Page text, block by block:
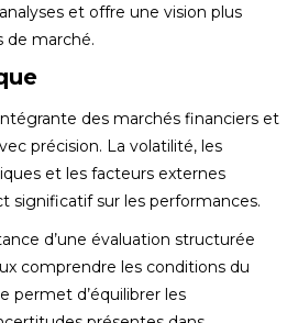
et offre une vision plus
de marché.
des marchés financiers et
précision. La volatilité, les
et les facteurs externes
significatif sur les performances.
d’une évaluation structurée
comprendre les conditions du
permet d’équilibrer les